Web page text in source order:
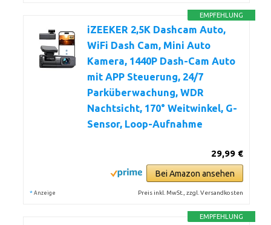
EMPFEHLUNG
iZEEKER 2,5K Dashcam Auto,
WiFi Dash Cam, Mini Auto
Kamera, 1440P Dash-Cam Auto
mit APP Steuerung, 24/7
Parküberwachung, WDR
Nachtsicht, 170° Weitwinkel, G-
Sensor, Loop-Aufnahme
29,99 €
Bei Amazon ansehen
* Anzeige Preis inkl. MwSt., zzgl. Versandkosten
EMPFEHLUNG